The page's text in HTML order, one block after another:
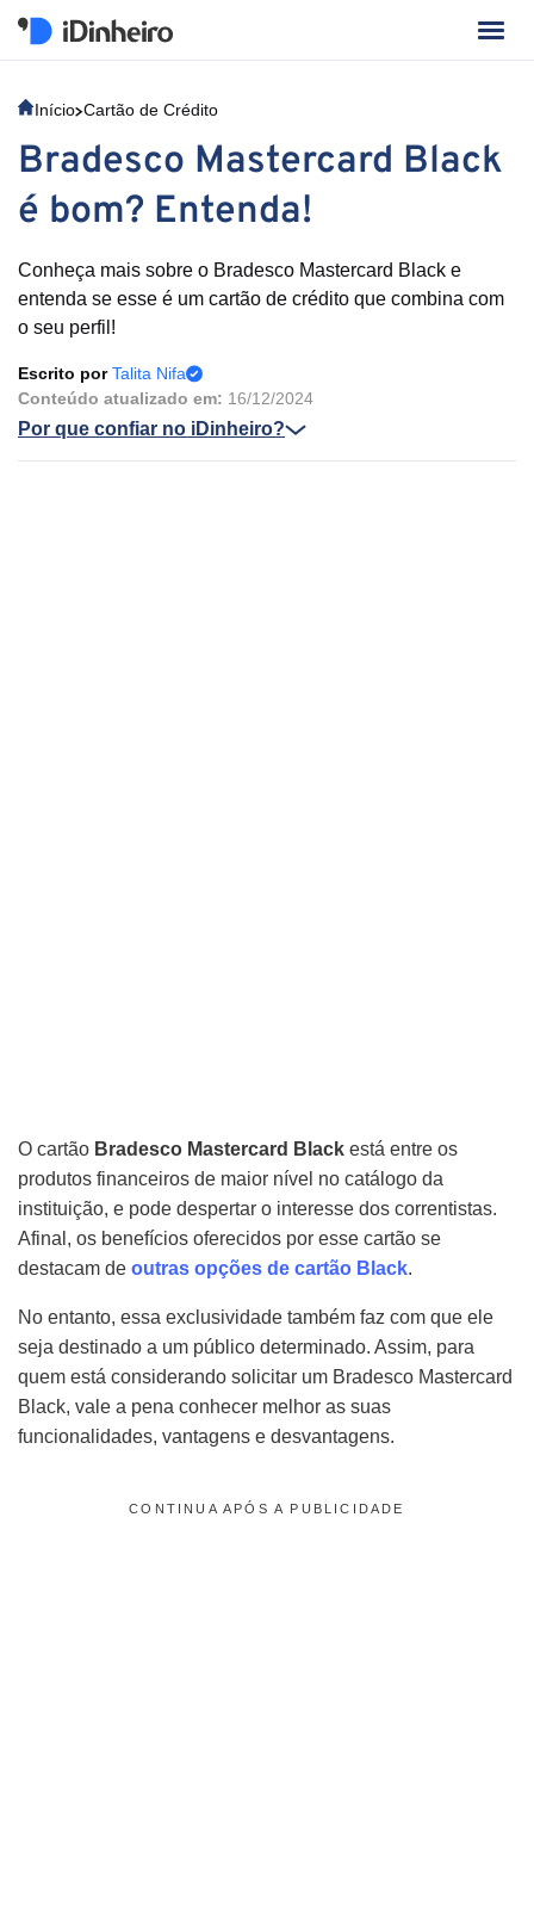
Início Cartão de Crédito
Bradesco Mastercard Black
é bom? Entenda!
Conheça mais sobre o Bradesco Mastercard Black e
entenda se esse é um cartão de crédito que combina com
o seu perfil!
Escrito porTalita Nifa
Conteúdo atualizado em: 16/12/2024
Por que confiar no iDinheiro?
O cartão Bradesco Mastercard Black está entre os
produtos financeiros de maior nível no catálogo da
instituição, e pode despertar o interesse dos correntistas.
Afinal, os benefícios oferecidos por esse cartão se
destacam de outras opções de cartão Black.
No entanto, essa exclusividade também faz com que ele
seja destinado a um público determinado. Assim, para
quem está considerando solicitar um Bradesco Mastercard
Black, vale a pena conhecer melhor as suas
funcionalidades, vantagens e desvantagens.
CONTINUA APÓS A PUBLICIDADE